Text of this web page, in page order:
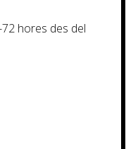
hores des del